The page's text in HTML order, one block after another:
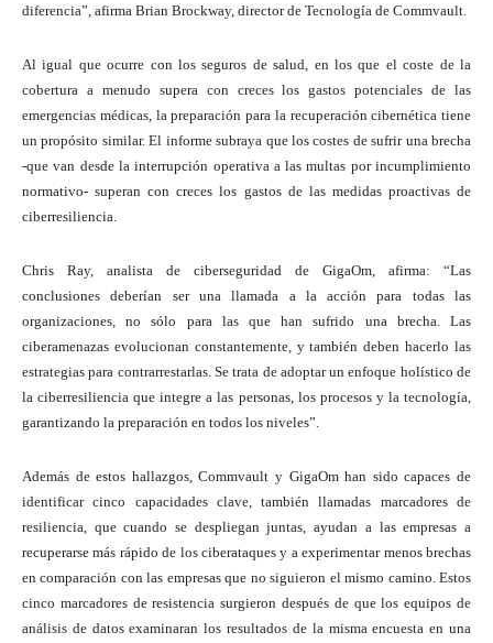
diferencia”, afirma Brian Brockway, director de Tecnología de Commvault.
Al igual que ocurre con los seguros de salud, en los que el coste de la
cobertura a menudo supera con creces los gastos potenciales de las
emergencias médicas, la preparación para la recuperación cibernética tiene
un propósito similar. El informe subraya que los costes de sufrir una brecha
-que van desde la interrupción operativa a las multas por incumplimiento
normativo- superan con creces los gastos de las medidas proactivas de
ciberresiliencia.
Chris Ray, analista de ciberseguridad de GigaOm, afirma: “Las
conclusiones deberían ser una llamada a la acción para todas las
organizaciones, no sólo para las que han sufrido una brecha. Las
ciberamenazas evolucionan constantemente, y también deben hacerlo las
estrategias para contrarrestarlas. Se trata de adoptar un enfoque holístico de
la ciberresiliencia que integre a las personas, los procesos y la tecnología,
garantizando la preparación en todos los niveles”.
Además de estos hallazgos, Commvault y GigaOm han sido capaces de
identificar cinco capacidades clave, también llamadas marcadores de
resiliencia, que cuando se despliegan juntas, ayudan a las empresas a
recuperarse más rápido de los ciberataques y a experimentar menos brechas
en comparación con las empresas que no siguieron el mismo camino. Estos
cinco marcadores de resistencia surgieron después de que los equipos de
análisis de datos examinaran los resultados de la misma encuesta en una